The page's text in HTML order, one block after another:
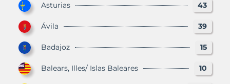
Asturias 43
Ávila 39
Badajoz 15
Balears, Illes/ Islas Baleares 10